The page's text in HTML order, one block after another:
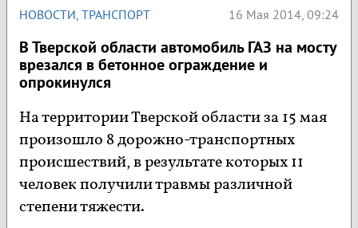
НОВОСТИ, ТРАНСПОРТ 16 Мая 2014, 09:24
В Тверской области автомобиль ГАЗ на мосту
врезался в бетонное ограждение и
опрокинулся
На территории Тверской области за 15 мая
произошло 8 дорожно-транспортных
происшествий, в результате которых 11
человек получили травмы различной
степени тяжести.